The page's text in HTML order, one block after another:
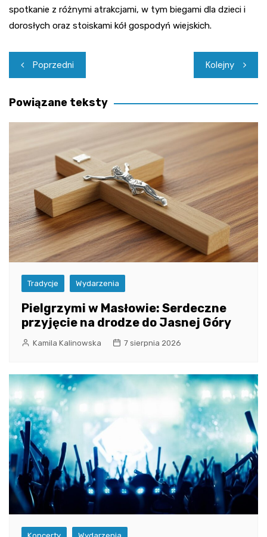
spotkanie z różnymi atrakcjami, w tym biegami dla dzieci i
dorosłych oraz stoiskami kół gospodyń wiejskich.
Nawigacja
wpisu
Poprzedni Kolejny
Powiązane teksty
Tradycje Wydarzenia
Pielgrzymi w Masłowie: Serdeczne
przyjęcie na drodze do Jasnej Góry
Kamila Kalinowska 7 sierpnia 2026